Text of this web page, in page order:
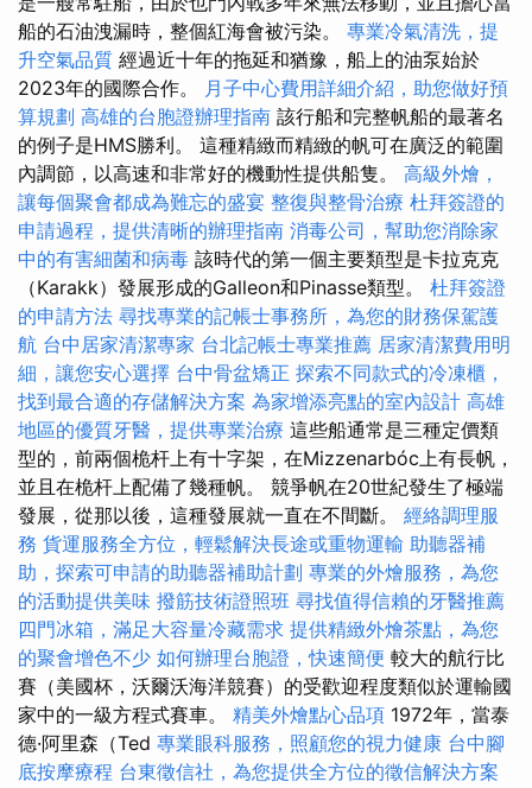
船的石油洩漏時，整個紅海會被污染。 專業冷氣清洗，提
升空氣品質 經過近十年的拖延和猶豫，船上的油泵始於
2023年的國際合作。 月子中心費用詳細介紹，助您做好預
算規劃 高雄的台胞證辦理指南 該行船和完整帆船的最著名
的例子是HMS勝利。 這種精緻而精緻的帆可在廣泛的範圍
內調節，以高速和非常好的機動性提供船隻。 高級外燴，
讓每個聚會都成為難忘的盛宴 整復與整骨治療 杜拜簽證的
申請過程，提供清晰的辦理指南 消毒公司，幫助您消除家
中的有害細菌和病毒 該時代的第一個主要類型是卡拉克克
（Karakk）發展形成的Galleon和Pinasse類型。 杜拜簽證
的申請方法 尋找專業的記帳士事務所，為您的財務保駕護
航 台中居家清潔專家 台北記帳士專業推薦 居家清潔費用明
細，讓您安心選擇 台中骨盆矯正 探索不同款式的冷凍櫃，
找到最合適的存儲解決方案 為家增添亮點的室內設計 高雄
地區的優質牙醫，提供專業治療 這些船通常是三種定價類
型的，前兩個桅杆上有十字架，在Mizzenarbóc上有長帆，
並且在桅杆上配備了幾種帆。 競爭帆在20世紀發生了極端
發展，從那以後，這種發展就一直在不間斷。 經絡調理服
務 貨運服務全方位，輕鬆解決長途或重物運輸 助聽器補
助，探索可申請的助聽器補助計劃 專業的外燴服務，為您
的活動提供美味 撥筋技術證照班 尋找值得信賴的牙醫推薦
四門冰箱，滿足大容量冷藏需求 提供精緻外燴茶點，為您
的聚會增色不少 如何辦理台胞證，快速簡便 較大的航行比
賽（美國杯，沃爾沃海洋競賽）的受歡迎程度類似於運輸國
家中的一級方程式賽車。 精美外燴點心品項 1972年，當泰
德·阿里森（Ted 專業眼科服務，照顧您的視力健康 台中腳
底按摩療程 台東徵信社，為您提供全方位的徵信解決方案